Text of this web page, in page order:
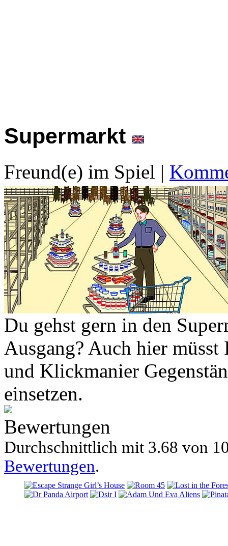
Supermarkt
Freund(e) im Spiel |
Du gehst gern in den
Ausgang? Auch hier
und Klickmanier
einsetzen.
Bewertungen
Durchschnittlich mit 3.68 von
Bewertungen.